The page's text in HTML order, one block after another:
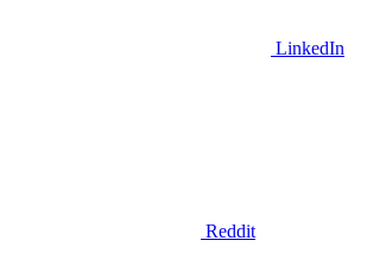
LinkedIn
Reddit